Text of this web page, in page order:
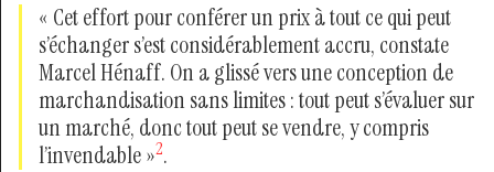
« Cet effort pour conférer un prix à tout ce qui peut
s’échanger s’est considérablement accru, constate
Marcel Hénaff. On a glissé vers une conception de
marchandisation sans limites : tout peut s’évaluer sur
un marché, donc tout peut se vendre, y compris
l’invendable »2.